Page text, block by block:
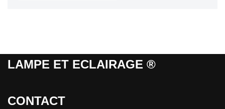
LAMPE ET ECLAIRAGE ®
CONTACT